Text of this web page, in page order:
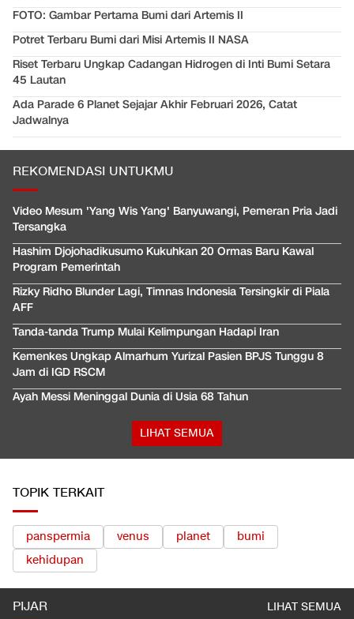
FOTO: Gambar Pertama Bumi dari Artemis II
Potret Terbaru Bumi dari Misi Artemis II NASA
Riset Terbaru Ungkap Cadangan Hidrogen di Inti Bumi Setara
45 Lautan
Ada Parade 6 Planet Sejajar Akhir Februari 2026, Catat
Jadwalnya
REKOMENDASI UNTUKMU
Video Mesum 'Yang Wis Yang' Banyuwangi, Pemeran Pria Jadi
Tersangka
Hashim Djojohadikusumo Kukuhkan 20 Ormas Baru Kawal
Program Pemerintah
Rizky Ridho Blunder Lagi, Timnas Indonesia Tersingkir di Piala
AFF
Tanda-tanda Trump Mulai Kelimpungan Hadapi Iran
Kemenkes Ungkap Almarhum Yurizal Pasien BPJS Tunggu 8
Jam di IGD RSCM
Ayah Messi Meninggal Dunia di Usia 68 Tahun
LIHAT SEMUA
TOPIK TERKAIT
panspermia venus planet
bumi
kehidupan
PIJAR LIHAT SEMUA